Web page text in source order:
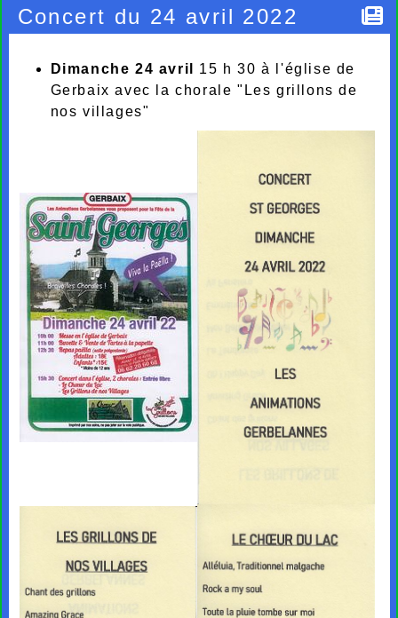
Concert du 24 avril 2022
Dimanche 24 avril
15 h 30 à l'église de
Gerbaix avec la chorale "Les grillons de
nos villages"